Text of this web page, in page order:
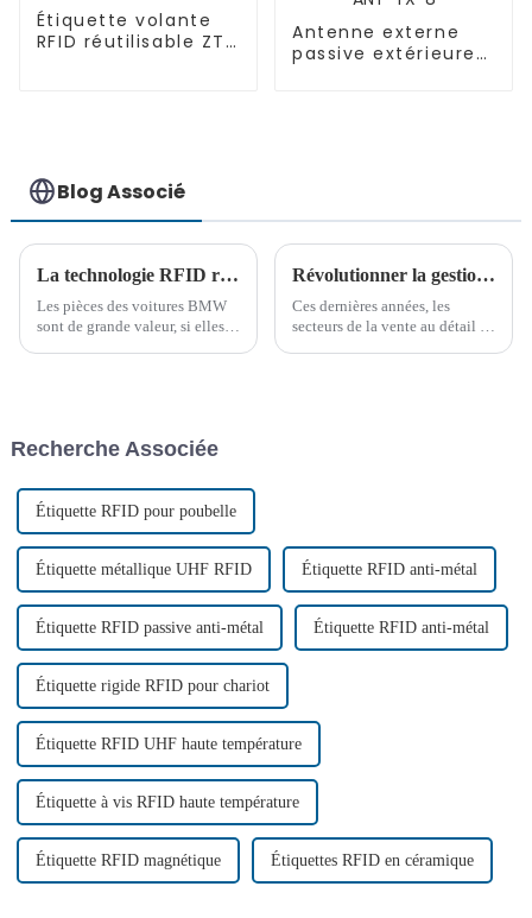
Étiquette volante
RFID réutilisable ZT
Antenne externe
passive extérieure
Blog Associé
La technologie RFID renforce l'usine intelligente de BMW
Les pièces des voitures BMW
sont de grande valeur, si elles
d'étiquettes RFID haute
Révolutionner la gestion des stocks : l'essor des étiquettes à vis RFID
Ces dernières années, les
secteurs de la vente au détail et
Recherche Associée
Étiquette RFID pour poubelle
Étiquette métallique UHF RFID Étiquette RFID anti-métal
Étiquette RFID passive anti-métal Étiquette RFID anti-métal
Étiquette rigide RFID pour chariot
Étiquette RFID UHF haute température
Étiquette à vis RFID haute température
Étiquette RFID magnétique Étiquettes RFID en céramique